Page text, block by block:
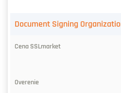
(počas)
Document Signing